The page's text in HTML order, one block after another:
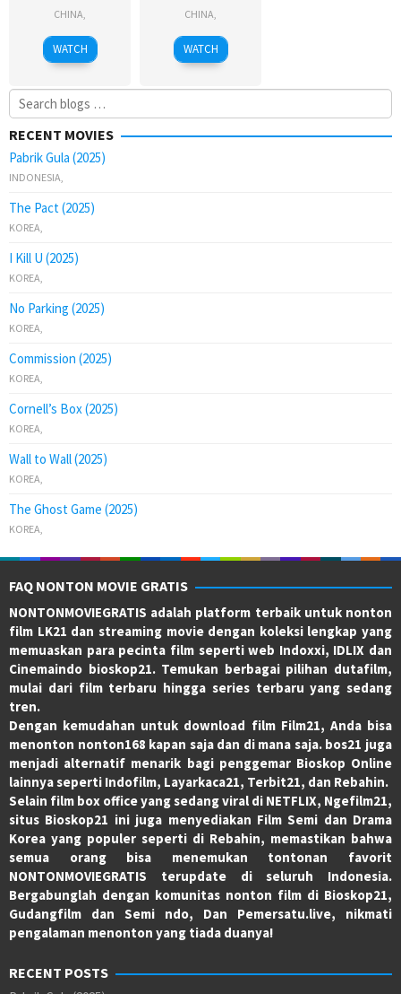
CHINA,
WATCH
CHINA,
WATCH
Search
for:
RECENT MOVIES
Pabrik Gula (2025)
INDONESIA,
The Pact (2025)
KOREA,
I Kill U (2025)
KOREA,
No Parking (2025)
KOREA,
Commission (2025)
KOREA,
Cornell’s Box (2025)
KOREA,
Wall to Wall (2025)
KOREA,
The Ghost Game (2025)
KOREA,
FAQ NONTON MOVIE GRATIS
NONTONMOVIEGRATIS adalah platform terbaik untuk nonton
film LK21 dan streaming movie dengan koleksi lengkap yang
memuaskan para pecinta film seperti web Indoxxi, IDLIX dan
Cinemaindo bioskop21. Temukan berbagai pilihan dutafilm,
mulai dari film terbaru hingga series terbaru yang sedang
tren.
Dengan kemudahan untuk download film Film21, Anda bisa
menonton nonton168 kapan saja dan di mana saja. bos21 juga
menjadi alternatif menarik bagi penggemar Bioskop Online
lainnya seperti Indofilm, Layarkaca21, Terbit21, dan Rebahin.
Selain film box office yang sedang viral di NETFLIX, Ngefilm21,
situs Bioskop21 ini juga menyediakan Film Semi dan Drama
Korea yang populer seperti di Rebahin, memastikan bahwa
semua orang bisa menemukan tontonan favorit
NONTONMOVIEGRATIS terupdate di seluruh Indonesia.
Bergabunglah dengan komunitas nonton film di Bioskop21,
Gudangfilm dan Semi ndo, Dan Pemersatu.live, nikmati
pengalaman menonton yang tiada duanya!
RECENT POSTS